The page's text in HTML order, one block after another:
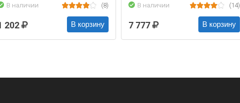
В наличии (8)
202 В корзину
В наличии (14)
7 777 В корзину